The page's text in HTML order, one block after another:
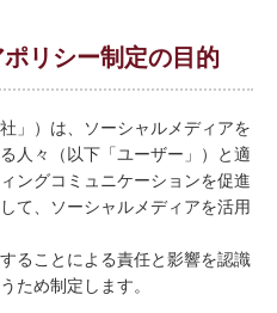
リシー制定の目的
」）は、ソーシャルメディアを
人々（以下「ユーザー」）と適
ングコミュニケーションを促進
て、ソーシャルメディアを活用
ることによる責任と影響を認識
ため制定します。